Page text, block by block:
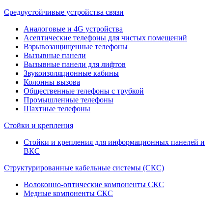
Средоустойчивые устройства связи
Аналоговые и 4G устройства
Асептические телефоны для чистых помещений
Взрывозащищенные телефоны
Вызывные панели
Вызывные панели для лифтов
Звукоизоляционные кабины
Колонны вызова
Общественные телефоны с трубкой
Промышленные телефоны
Шахтные телефоны
Стойки и крепления
Стойки и крепления для информационных панелей и
ВКС
Структурированные кабельные системы (СКС)
Волоконно-оптические компоненты СКС
Медные компоненты СКС